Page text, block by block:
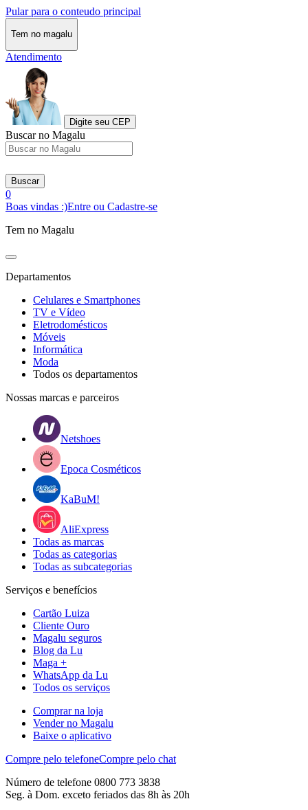
Pular para o conteudo principal
Tem no magalu
Atendimento
Digite seu CEP
Buscar no Magalu
Buscar
0
Boas vindas :)Entre ou Cadastre-se
Tem no Magalu
Departamentos
Celulares e Smartphones
TV e Vídeo
Eletrodomésticos
Móveis
Informática
Moda
Todos os departamentos
Nossas marcas e parceiros
Netshoes
Epoca Cosméticos
KaBuM!
AliExpress
Todas as marcas
Todas as categorias
Todas as subcategorias
Serviços e benefícios
Cartão Luiza
Cliente Ouro
Magalu seguros
Blog da Lu
Maga +
WhatsApp da Lu
Todos os serviços
Comprar na loja
Vender no Magalu
Baixe o aplicativo
Compre pelo telefoneCompre pelo chat
Número de telefone 0800 773 3838
Seg. à Dom. exceto feriados das 8h às 20h